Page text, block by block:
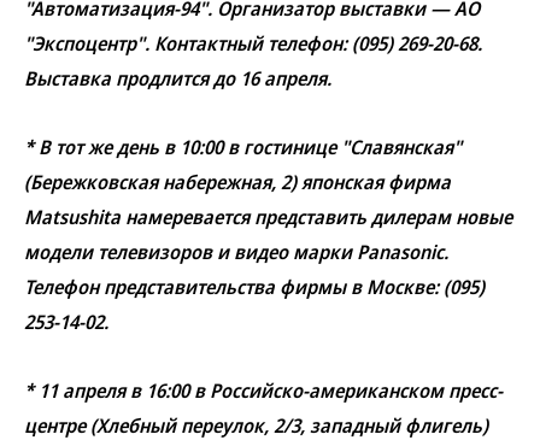
"Автоматизация-94". Организатор выставки — АО
"Экспоцентр". Контактный телефон: (095) 269-20-68.
Выставка продлится до 16 апреля.
* В тот же день в 10:00 в гостинице "Славянская"
(Бережковская набережная, 2) японская фирма
Matsushita намеревается представить дилерам новые
модели телевизоров и видео марки Panasonic.
Телефон представительства фирмы в Москве: (095)
253-14-02.
* 11 апреля в 16:00 в Российско-американском пресс-
центре (Хлебный переулок, 2/3, западный флигель)